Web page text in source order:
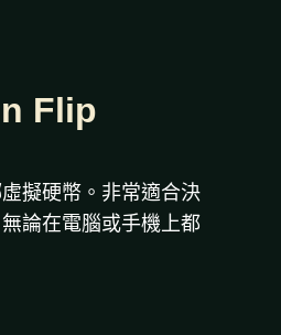
Flip
擬硬幣。非常適合決
論在電腦或手機上都